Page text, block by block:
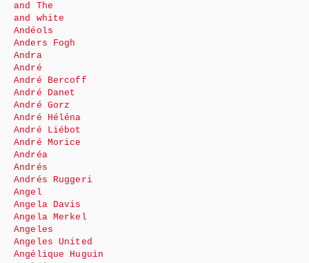
and The
and white
Andéols
Anders Fogh
Andra
André
André Bercoff
André Danet
André Gorz
André Héléna
André Liébot
André Morice
Andréa
Andrés
Andrés Ruggeri
Angel
Angela Davis
Angela Merkel
Angeles
Angeles United
Angélique Huguin